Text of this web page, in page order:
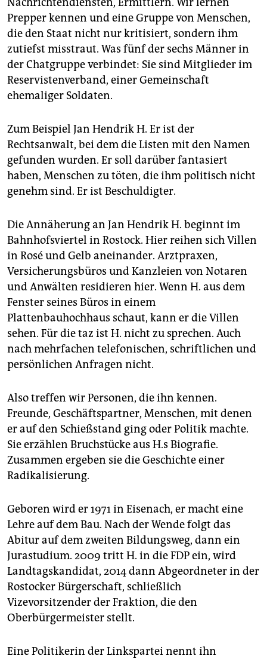
Prepper kennen und eine Gruppe von Menschen,
die den Staat nicht nur kritisiert, sondern ihm
zutiefst misstraut. Was fünf der sechs Männer in
der Chatgruppe verbindet: Sie sind Mitglieder im
Reservistenverband, einer Gemeinschaft
ehemaliger Soldaten.
Zum Beispiel Jan Hendrik H. Er ist der
Rechtsanwalt, bei dem die Listen mit den Namen
gefunden wurden. Er soll darüber fantasiert
haben, Menschen zu töten, die ihm politisch nicht
genehm sind. Er ist Beschuldigter.
Die Annäherung an Jan Hendrik H. beginnt im
Bahnhofsviertel in Rostock. Hier reihen sich Villen
in Rosé und Gelb aneinander. Arztpraxen,
Versicherungsbüros und Kanzleien von Notaren
und Anwälten residieren hier. Wenn H. aus dem
Fenster seines Büros in einem
Plattenbauhochhaus schaut, kann er die Villen
sehen. Für die taz ist H. nicht zu sprechen. Auch
nach mehrfachen telefonischen, schriftlichen und
persönlichen Anfragen nicht.
Also treffen wir Personen, die ihn kennen.
Freunde, Geschäftspartner, Menschen, mit denen
er auf den Schießstand ging oder Politik machte.
Sie erzählen Bruchstücke aus H.s Biografie.
Zusammen ergeben sie die Geschichte einer
Radikalisierung.
Geboren wird er 1971 in Eisenach, er macht eine
Lehre auf dem Bau. Nach der Wende folgt das
Abitur auf dem zweiten Bildungsweg, dann ein
Jurastudium. 2009 tritt H. in die FDP ein, wird
Landtagskandidat, 2014 dann Abgeordneter in der
Rostocker Bürgerschaft, schließlich
Vizevorsitzender der Fraktion, die den
Oberbürgermeister stellt.
Eine Politikerin der Linkspartei nennt ihn